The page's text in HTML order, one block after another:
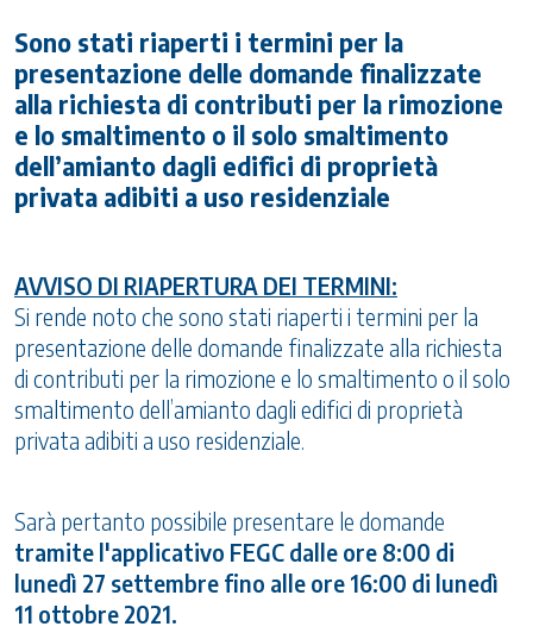
Sono stati riaperti i termini per la
presentazione delle domande finalizzate
alla richiesta di contributi per la rimozione
e lo smaltimento o il solo smaltimento
dell’amianto dagli edifici di proprietà
privata adibiti a uso residenziale
AVVISO DI RIAPERTURA DEI TERMINI:
Si rende noto che sono stati riaperti i termini per la
presentazione delle domande finalizzate alla richiesta
di contributi per la rimozione e lo smaltimento o il solo
smaltimento dell’amianto dagli edifici di proprietà
privata adibiti a uso residenziale.
Sarà pertanto possibile presentare le domande
tramite l'applicativo FEGC dalle ore 8:00 di
lunedì 27 settembre fino alle ore 16:00 di lunedì
11 ottobre 2021.